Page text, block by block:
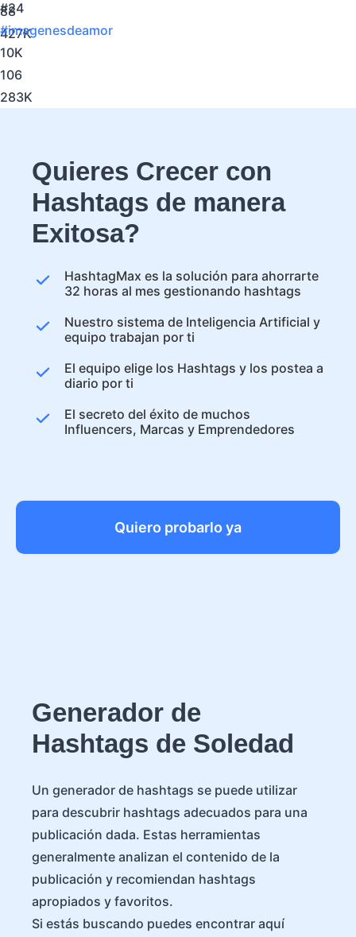
88
427K
#24
#imagenesdeamor
10K
106
283K
Quieres Crecer con
Hashtags de manera
Exitosa?
HashtagMax es la solución para ahorrarte
32 horas al mes gestionando hashtags
Nuestro sistema de Inteligencia Artificial y
equipo trabajan por ti
El equipo elige los Hashtags y los postea a
diario por ti
El secreto del éxito de muchos
Influencers, Marcas y Emprendedores
Quiero probarlo ya
Generador de
Hashtags de Soledad
Un generador de hashtags se puede utilizar
para descubrir hashtags adecuados para una
publicación dada. Estas herramientas
generalmente analizan el contenido de la
publicación y recomiendan hashtags
apropiados y favoritos.
Si estás buscando puedes encontrar aquí